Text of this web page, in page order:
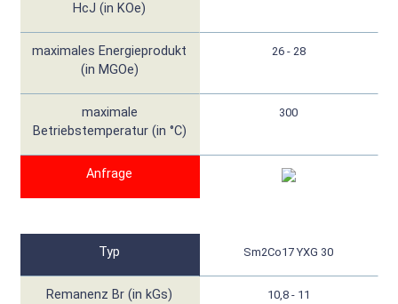
HcJ (in KOe)
maximales Energieprodukt
(in MGOe)
26 - 28
maximale
Betriebstemperatur (in °C)
300
Anfrage
Typ Sm2Co17 YXG 30
Remanenz Br (in kGs) 10,8 - 11